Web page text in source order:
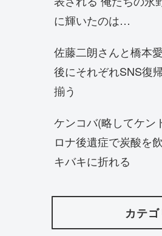
に輝いたのは…
佐藤二朗さんと橋本
後にそれぞれSNS復
揃う
ケンコバ(略してケン
ロナ後遺症で炭酸を
キバキに折れる
カテ